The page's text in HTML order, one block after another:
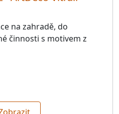
na zahradě, do
činnosti s motivem z